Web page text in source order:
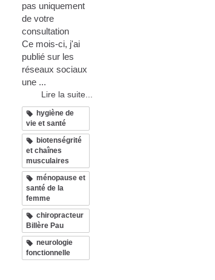
pas uniquement
de votre
consultation
Ce mois-ci, j'ai
publié sur les
réseaux sociaux
une ...
Lire la suite...
hygiène de
vie et santé
biotenségrité
et chaînes
musculaires
ménopause et
santé de la
femme
chiropracteur
Billère Pau
neurologie
fonctionnelle